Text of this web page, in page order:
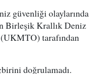
güvenliği olaylarında
Birleşik Krallık Deniz
tarafından
doğrulamadı.